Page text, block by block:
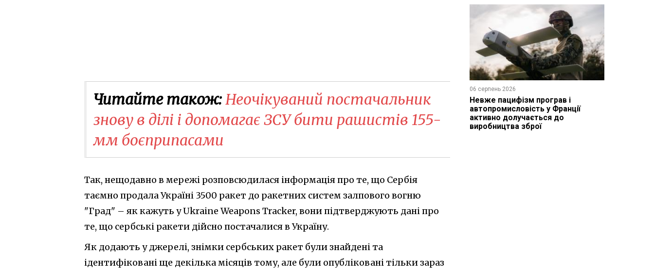
Читайте також:Неочікуваний постачальник
знову в ділі і допомагає ЗСУ бити рашистів 155-
мм боєприпасами
Так, нещодавно в мережі розповсюдилася інформація про те, що Сербія
таємно продала Україні 3500 ракет до ракетних систем залпового вогню
"Град" – як кажуть у Ukraine Weapons Tracker, вони підтверджують дані про
те, що сербські ракети дійсно постачалися в Україну.
Як додають у джерелі, знімки сербських ракет були знайдені та
ідентифіковані ще декілька місяців тому, але були опубліковані тільки зараз
06 серпень 2026
Невже пацифізм програв і
автопромисловість у Франції
активно долучається до
виробництва зброї